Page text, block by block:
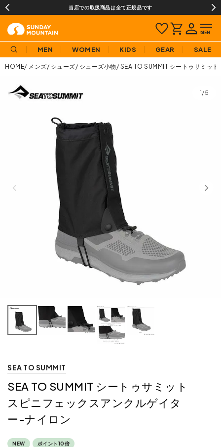
当店での取扱商品は全て正規品です
MEN WOMEN KIDS GEAR SALE
HOME メンズ シューズ シューズ小物 SEA TO SUMMIT シートゥサミッ
1/5
SEA TO SUMMIT
SEA TO SUMMIT シートゥサミット
スピニフェックスアンクルゲイタ
ー-ナイロン
NEW ポイント10倍